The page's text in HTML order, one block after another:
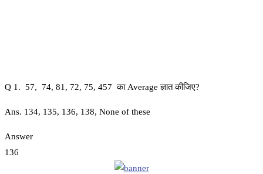
Q 1. 57, 74, 81, 72, 75, 457 का Average ज्ञात कीजिए?
Ans. 134, 135, 136, 138, None of these
Answer
136